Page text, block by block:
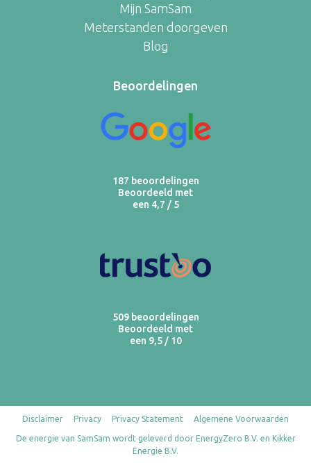
Mijn SamSam
Meterstanden doorgeven
Blog
Beoordelingen
187 beoordelingen
Beoordeeld met
een 4,7 / 5
509 beoordelingen
Beoordeeld met
een 9,5 / 10
Disclaimer Privacy Privacy Statement Algemene Voorwaarden
De energie van SamSam wordt geleverd door EnergyZero B.V. en Kikker
Energie B.V.